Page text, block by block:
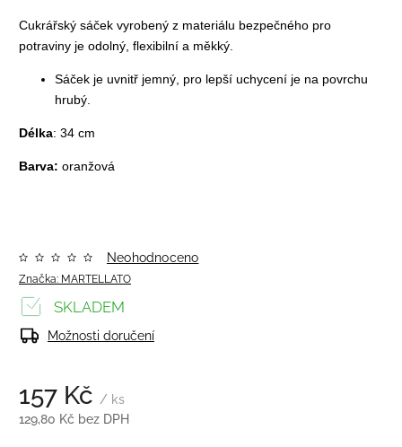
Cukrářský sáček vyrobený z materiálu bezpečného pro
potraviny je odolný, flexibilní a měkký.
Sáček je uvnitř jemný, pro lepší uchycení je na povrchu
hrubý.
Délka: 34 cm
Barva: oranžová
Značka: MARTELLATO
Neohodnoceno
157 Kč / ks
129,80 Kč bez DPH
SKLADEM
Možnosti doručení